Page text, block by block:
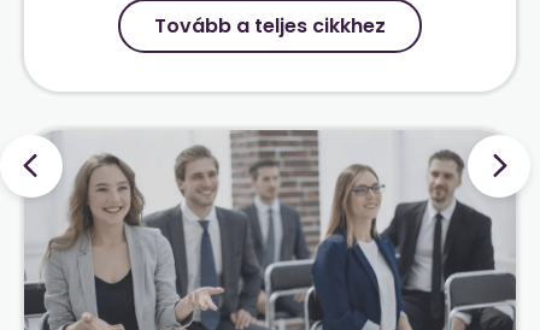
Tovább a teljes cikkhez